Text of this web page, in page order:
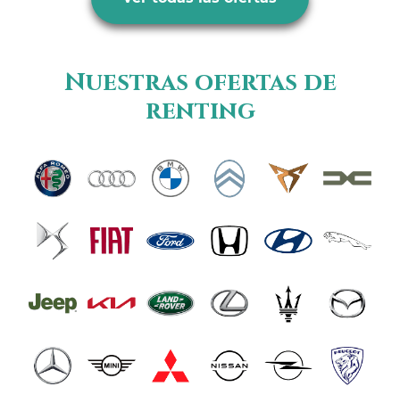
Nuestras ofertas de
renting